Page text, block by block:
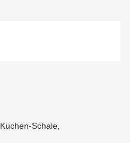
Kuchen-Schale